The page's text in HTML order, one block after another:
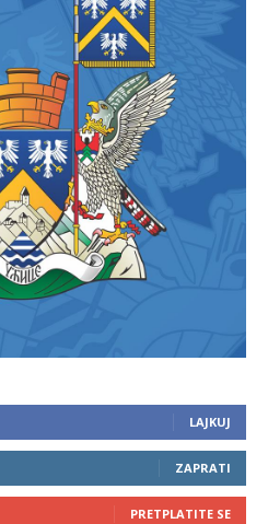
LAJKUJ
ZAPRATI
PRETPLATITE SE